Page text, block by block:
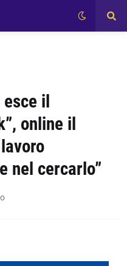
il
online il
nel cercarlo”